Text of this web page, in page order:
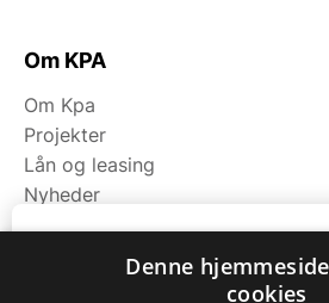
Om KPA
Om Kpa
Projekter
Lån og leasing
Nyheder
Fagområder
Bliv ringet op
Denne
cookies